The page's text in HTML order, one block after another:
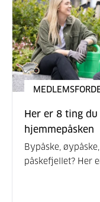
Her er 8 ting
hjemmepåsken
Bypåske,
påskefjellet? Her